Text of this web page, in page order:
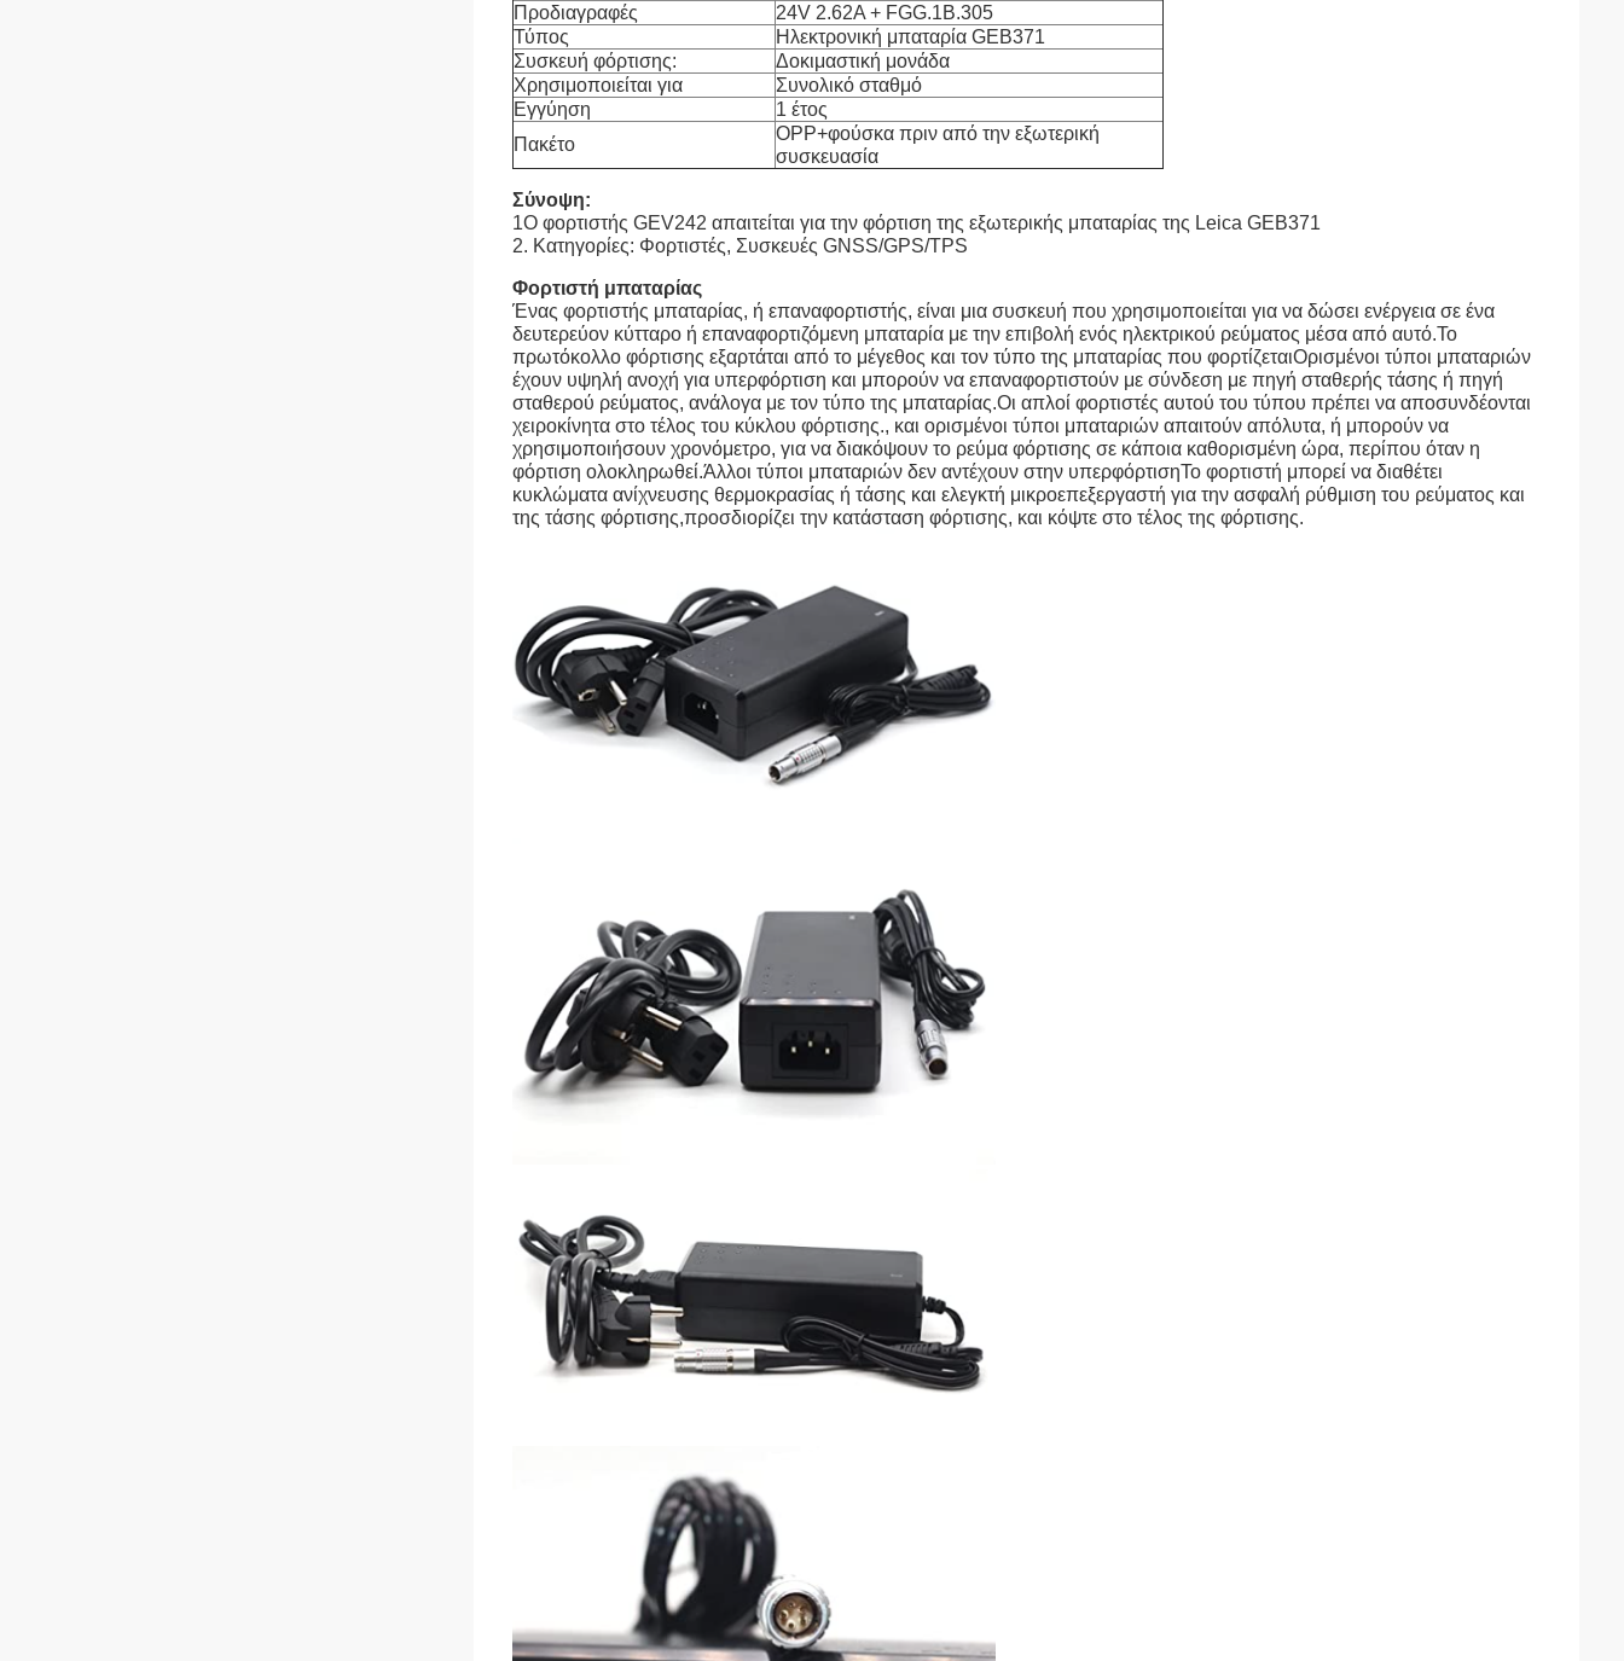
Προδιαγραφές
24V 2.62A + FGG.1B.305
Τύπος
Ηλεκτρονική μπαταρία GEB371
Συσκευή φόρτισης:
Δοκιμαστική μονάδα
Χρησιμοποιείται για
Συνολικό σταθμό
Εγγύηση
1 έτος
Πακέτο
OPP+φούσκα πριν από την εξωτερική
συσκευασία
Σύνοψη:
1Ο φορτιστής GEV242 απαιτείται για την φόρτιση της εξωτερικής μπαταρίας της Leica GEB371
2. Κατηγορίες: Φορτιστές, Συσκευές GNSS/GPS/TPS
Φορτιστή μπαταρίας
Ένας φορτιστής μπαταρίας, ή επαναφορτιστής, είναι μια συσκευή που χρησιμοποιείται για να δώσει ενέργεια σε ένα
δευτερεύον κύτταρο ή επαναφορτιζόμενη μπαταρία με την επιβολή ενός ηλεκτρικού ρεύματος μέσα από αυτό.Το
πρωτόκολλο φόρτισης εξαρτάται από το μέγεθος και τον τύπο της μπαταρίας που φορτίζεταιΟρισμένοι τύποι μπαταριών
έχουν υψηλή ανοχή για υπερφόρτιση και μπορούν να επαναφορτιστούν με σύνδεση με πηγή σταθερής τάσης ή πηγή
σταθερού ρεύματος, ανάλογα με τον τύπο της μπαταρίας.Οι απλοί φορτιστές αυτού του τύπου πρέπει να αποσυνδέονται
χειροκίνητα στο τέλος του κύκλου φόρτισης., και ορισμένοι τύποι μπαταριών απαιτούν απόλυτα, ή μπορούν να
χρησιμοποιήσουν χρονόμετρο, για να διακόψουν το ρεύμα φόρτισης σε κάποια καθορισμένη ώρα, περίπου όταν η
φόρτιση ολοκληρωθεί.Άλλοι τύποι μπαταριών δεν αντέχουν στην υπερφόρτισηΤο φορτιστή μπορεί να διαθέτει
κυκλώματα ανίχνευσης θερμοκρασίας ή τάσης και ελεγκτή μικροεπεξεργαστή για την ασφαλή ρύθμιση του ρεύματος και
της τάσης φόρτισης,προσδιορίζει την κατάσταση φόρτισης, και κόψτε στο τέλος της φόρτισης.